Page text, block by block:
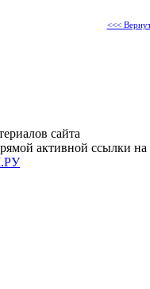
<<<
сайта
активной ссылки на